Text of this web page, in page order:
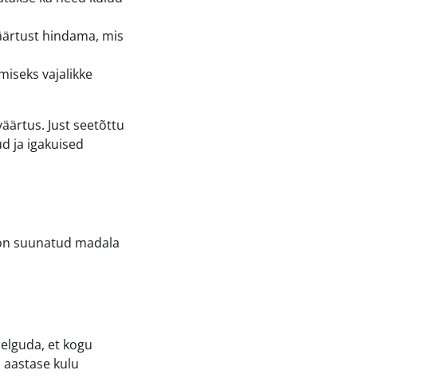
hindama, mis
vajalikke
Just seetõttu
ja igakuised
suunatud madala
et kogu
kulu